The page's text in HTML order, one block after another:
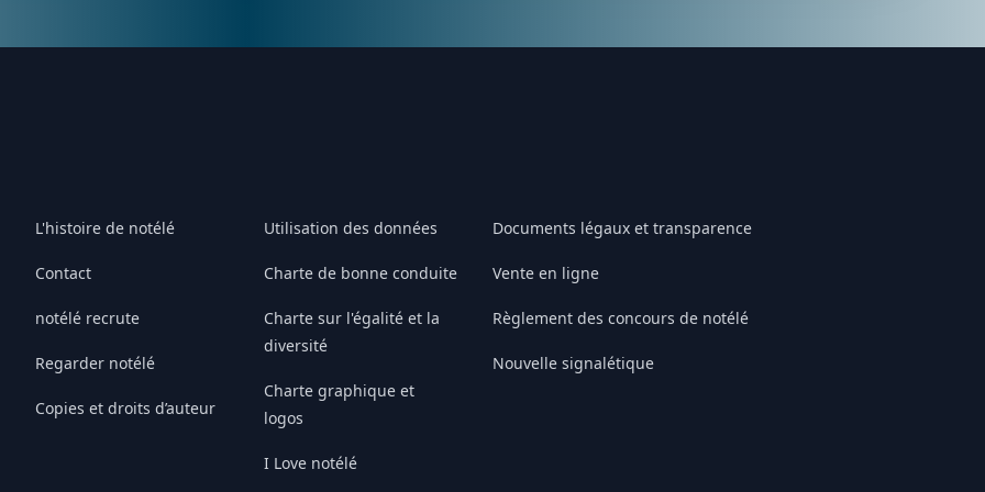
L'histoire de notélé
Contact
notélé recrute
Regarder notélé
Copies et droits d’auteur
Utilisation des données
Charte de bonne conduite
Charte sur l'égalité et la
diversité
Charte graphique et
logos
I Love notélé
Documents légaux et transparence
Vente en ligne
Règlement des concours de notélé
Nouvelle signalétique